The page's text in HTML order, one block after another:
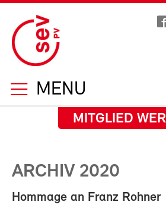
MENU
MITGLIED
ARCHIV 2020
Hommage an Franz Rohner